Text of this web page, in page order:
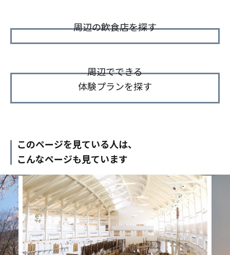
周辺の飲食店を探す
周辺でできる
体験プランを探す
このページを見ている人は、
こんなページも見ています